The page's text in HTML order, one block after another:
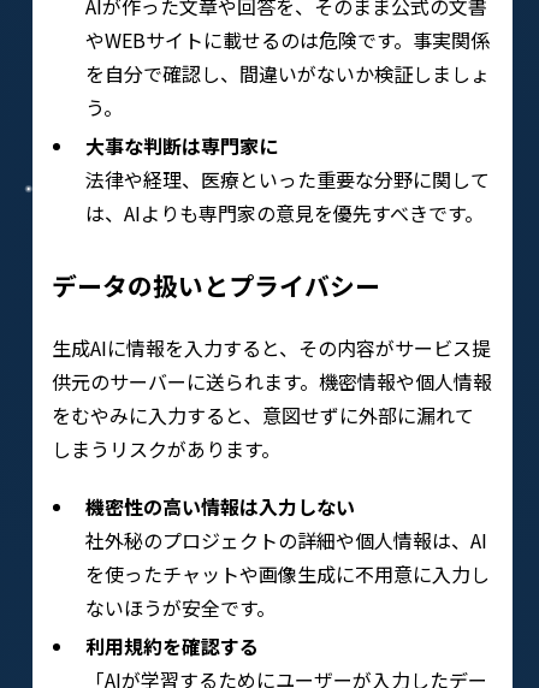
AIが作った文章や回答を、そのまま公式の文書
やWEBサイトに載せるのは危険です。事実関係
を自分で確認し、間違いがないか検証しましょ
う。
大事な判断は専門家に
法律や経理、医療といった重要な分野に関して
は、AIよりも専門家の意見を優先すべきです。
データの扱いとプライバシー
生成AIに情報を入力すると、その内容がサービス提
供元のサーバーに送られます。機密情報や個人情報
をむやみに入力すると、意図せずに外部に漏れて
しまうリスクがあります。
機密性の高い情報は入力しない
社外秘のプロジェクトの詳細や個人情報は、AI
を使ったチャットや画像生成に不用意に入力し
ないほうが安全です。
利用規約を確認する
「AIが学習するためにユーザーが入力したデー